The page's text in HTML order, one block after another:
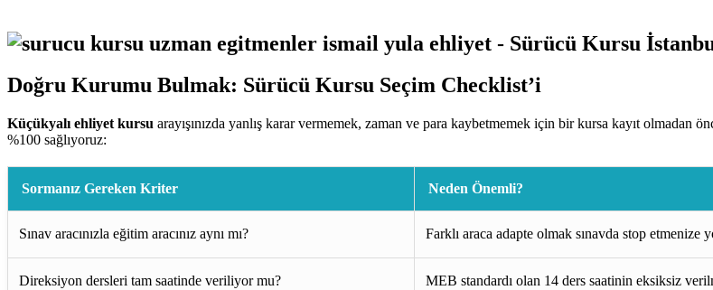
Doğru Kurumu Bulmak: Sürücü Kursu Seçim Checklist’i
Küçükyalı ehliyet kursu arayışınızda yanlış karar vermemek, zaman ve para kaybetmemek için bir kursa kayıt olmadan
%100 sağlıyoruz:
Sormanız Gereken Kriter Neden Önemli?
Sınav aracınızla eğitim aracınız aynı mı? Farklı araca adapte olmak sınavda stop etmenize
Direksiyon dersleri tam saatinde veriliyor mu? MEB standardı olan 14 ders saatinin eksiksiz